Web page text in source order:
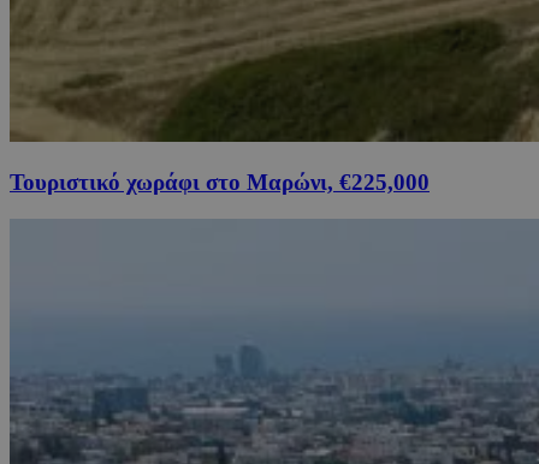
Τουριστικό χωράφι στο Μαρώνι, €225,000